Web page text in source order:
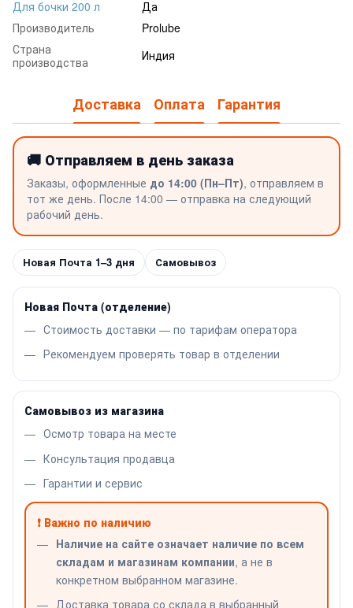
Для бочки 200 л
Да
Производитель
Prolube
Страна
производства
Индия
Доставка Оплата Гарантия
🚚 Отправляем в день заказа
Заказы, оформленные до 14:00 (Пн–Пт), отправляем в
тот же день. После 14:00 — отправка на следующий
рабочий день.
Новая Почта 1–3 дня Самовывоз
Новая Почта (отделение)
Стоимость доставки — по тарифам оператора
Рекомендуем проверять товар в отделении
Самовывоз из магазина
Осмотр товара на месте
Консультация продавца
Гарантии и сервис
❗ Важно по наличию
Наличие на сайте означает наличие по всем
складам и магазинам компании, а не в
конкретном выбранном магазине.
Доставка товара со склада в выбранный